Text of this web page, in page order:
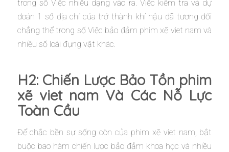
trong số Việc nhiều dạng vào ra. Việc kiểm tra và dự
đoán 1 số địa chỉ của trở thành khí hậu đã tương đối
chẳng thể trong số Việc bảo đảm phim xẽ viet nam và
nhiều số loài đụng vật khác.
H2: Chiến Lược Bảo Tồn phim
xẽ viet nam Và Các Nỗ Lực
Toàn Cầu
Để chắc bền sự sống còn của phim xẽ viet nam, bắt
buộc bao hàm chiến lược bảo đảm khoa học và nhiều